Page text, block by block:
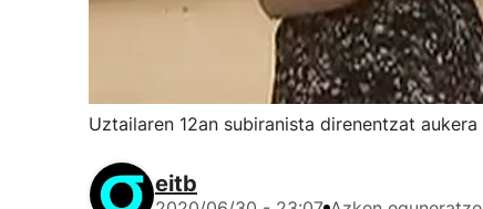
Uztailaren 12an subiranista direnentzat
eitb